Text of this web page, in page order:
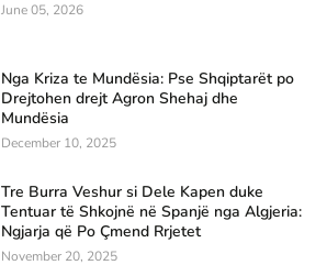
June 05, 2026
Nga Kriza te Mundësia: Pse Shqiptarët po
Drejtohen drejt Agron Shehaj dhe
Mundësia
December 10, 2025
Tre Burra Veshur si Dele Kapen duke
Tentuar të Shkojnë në Spanjë nga Algjeria:
Ngjarja që Po Çmend Rrjetet
November 20, 2025